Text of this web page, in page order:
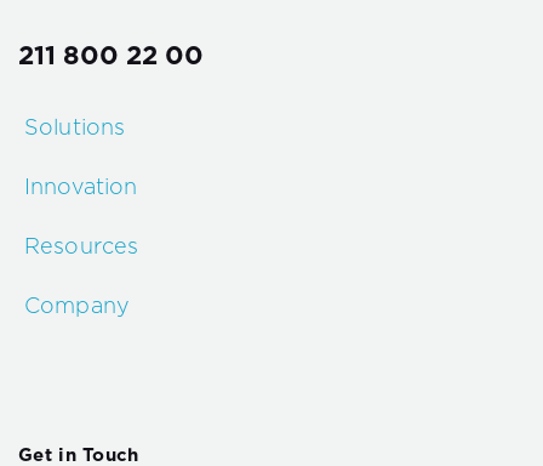
211 800 22 00
Solutions
Innovation
Resources
Company
Get in Touch